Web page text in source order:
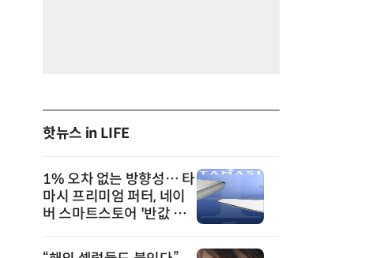
핫뉴스 in LIFE
1% 오차 없는 방향성… 타
마시 프리미엄 퍼터, 네이
버 스마트스토어 '반값 할